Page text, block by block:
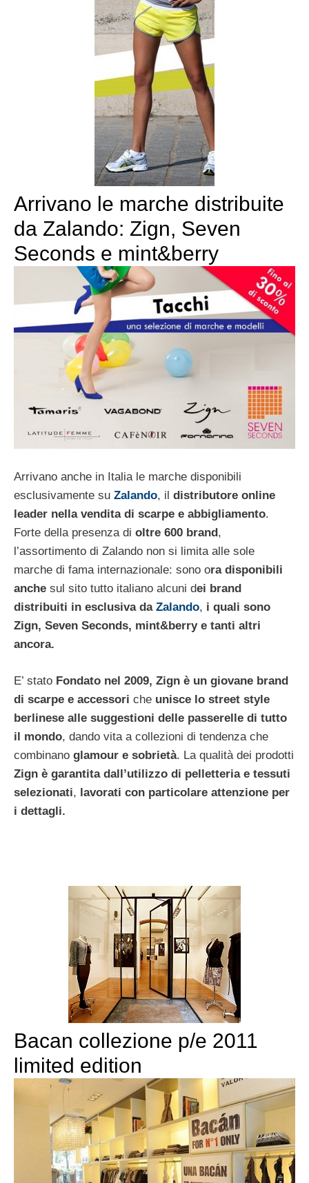
Arrivano le marche distribuite
da Zalando: Zign, Seven
Seconds e mint&berry
Arrivano anche in Italia le marche disponibili
esclusivamente su Zalando, il distributore online
leader nella vendita di scarpe e abbigliamento.
Forte della presenza di oltre 600 brand ,
l’assortimento di Zalando non si limita alle sole
marche di fama internazionale: sono ora disponibili
anche sul sito tutto italiano alcuni dei brand
distribuiti in esclusiva da Zalando, i quali sono
Zign, Seven Seconds, mint&berry e tanti altri
ancora.
E’ stato Fondato nel 2009, Zign è un giovane brand
di scarpe e accessori che unisce lo street style
berlinese alle suggestioni delle passerelle di tutto
il mondo, dando vita a collezioni di tendenza che
combinano glamour e sobrietà. La qualità dei prodotti
Zign è garantita dall’utilizzo di pelletteria e tessuti
selezionati, lavorati con particolare attenzione per
i dettagli.
Bacan collezione p/e 2011
limited edition